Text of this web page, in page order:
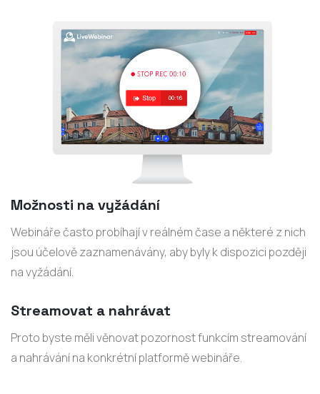
Možnosti na vyžádání
Webináře často probíhají v reálném čase a některé z nich
jsou účelově zaznamenávány, aby byly k dispozici později
na vyžádání.
Streamovat a nahrávat
Proto byste měli věnovat pozornost funkcím streamování
a nahrávání na konkrétní platformě webináře.